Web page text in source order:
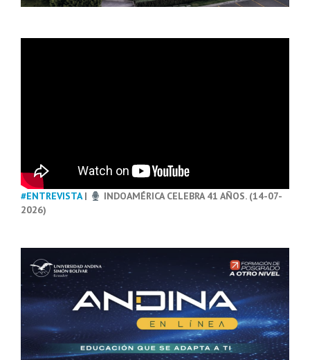
#ENTREVISTA|
INDOAMÉRICA CELEBRA 41 AÑOS. (14-07-
2026)